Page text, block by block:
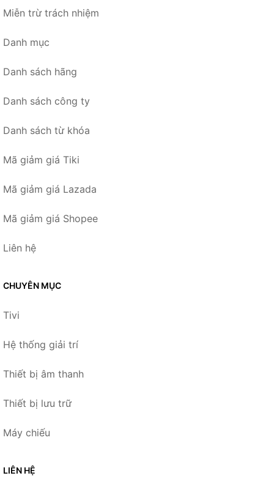
Miễn trừ trách nhiệm
Danh mục
Danh sách hãng
Danh sách công ty
Danh sách từ khóa
Mã giảm giá Tiki
Mã giảm giá Lazada
Mã giảm giá Shopee
Liên hệ
CHUYÊN MỤC
Tivi
Hệ thống giải trí
Thiết bị âm thanh
Thiết bị lưu trữ
Máy chiếu
LIÊN HỆ